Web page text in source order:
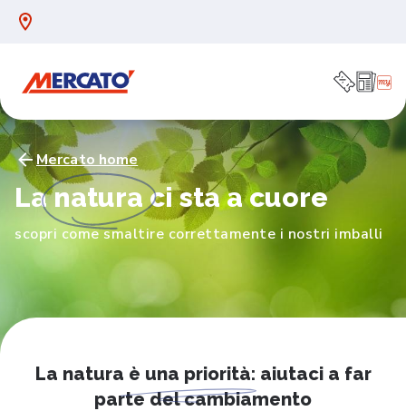
Mercato home
Lanaturaci sta a cuore
scopri come smaltire correttamente i nostri imballi
La natura è una priorità: aiutaci a far
parte del cambiamento